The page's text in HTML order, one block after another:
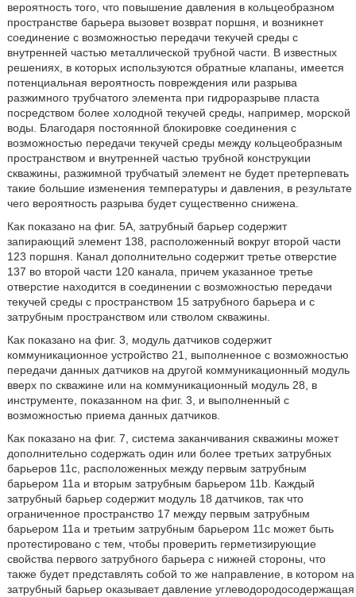
вероятность того, что повышение давления в кольцеобразном
пространстве барьера вызовет возврат поршня, и возникнет
соединение с возможностью передачи текучей среды с
внутренней частью металлической трубной части. В известных
решениях, в которых используются обратные клапаны, имеется
потенциальная вероятность повреждения или разрыва
разжимного трубчатого элемента при гидроразрыве пласта
посредством более холодной текучей среды, например, морской
воды. Благодаря постоянной блокировке соединения с
возможностью передачи текучей среды между кольцеобразным
пространством и внутренней частью трубной конструкции
скважины, разжимной трубчатый элемент не будет претерпевать
такие большие изменения температуры и давления, в результате
чего вероятность разрыва будет существенно снижена.
Как показано на фиг. 5A, затрубный барьер содержит
запирающий элемент 138, расположенный вокруг второй части
123 поршня. Канал дополнительно содержит третье отверстие
137 во второй части 120 канала, причем указанное третье
отверстие находится в соединении с возможностью передачи
текучей среды с пространством 15 затрубного барьера и с
затрубным пространством или стволом скважины.
Как показано на фиг. 3, модуль датчиков содержит
коммуникационное устройство 21, выполненное с возможностью
передачи данных датчиков на другой коммуникационный модуль
вверх по скважине или на коммуникационный модуль 28, в
инструменте, показанном на фиг. 3, и выполненный с
возможностью приема данных датчиков.
Как показано на фиг. 7, система заканчивания скважины может
дополнительно содержать один или более третьих затрубных
барьеров 11c, расположенных между первым затрубным
барьером 11a и вторым затрубным барьером 11b. Каждый
затрубный барьер содержит модуль 18 датчиков, так что
ограниченное пространство 17 между первым затрубным
барьером 11a и третьим затрубным барьером 11c может быть
протестировано с тем, чтобы проверить герметизирующие
свойства первого затрубного барьера с нижней стороны, что
также будет представлять собой то же направление, в котором на
затрубный барьер оказывает давление углеводородосодержащая